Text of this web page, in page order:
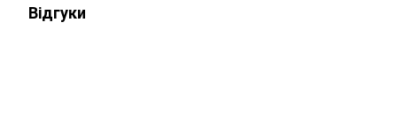
Відгуки